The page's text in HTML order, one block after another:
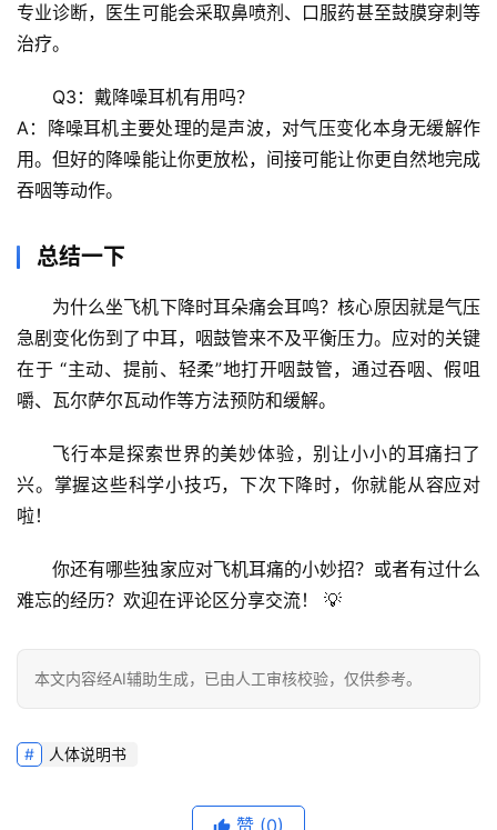
专业诊断，医生可能会采取鼻喷剂、口服药甚至鼓膜穿刺等
治疗。
Q3：戴降噪耳机有用吗？
A：降噪耳机主要处理的是声波，对气压变化本身无缓解作
用。但好的降噪能让你更放松，间接可能让你更自然地完成
吞咽等动作。
总结一下
为什么坐飞机下降时耳朵痛会耳鸣？核心原因就是气压
急剧变化伤到了中耳，咽鼓管来不及平衡压力。应对的关键
在于 “主动、提前、轻柔”地打开咽鼓管，通过吞咽、假咀
嚼、瓦尔萨尔瓦动作等方法预防和缓解。
飞行本是探索世界的美妙体验，别让小小的耳痛扫了
兴。掌握这些科学小技巧，下次下降时，你就能从容应对
啦！
你还有哪些独家应对飞机耳痛的小妙招？或者有过什么
难忘的经历？欢迎在评论区分享交流！
💡
本文内容经AI辅助生成，已由人工审核校验，仅供参考。
人体说明书